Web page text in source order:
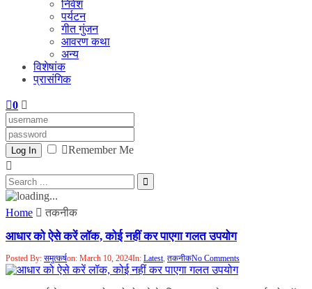
निवेश
पर्यटन
गीत गुंजन
आवरण कथा
अन्य
विशेषांक
प्रासंगिक
0
Log In Remember Me
Home तकनीक
आधार को ऐसे करें लॉक, कोई नहीं कर पाएगा गलत उपयोग
Posted By: समुत्कर्षon: March 10, 2024In: Latest, तकनीकNo Comments